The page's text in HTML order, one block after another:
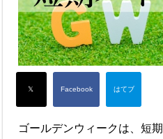
ゴールデンウィークは、短